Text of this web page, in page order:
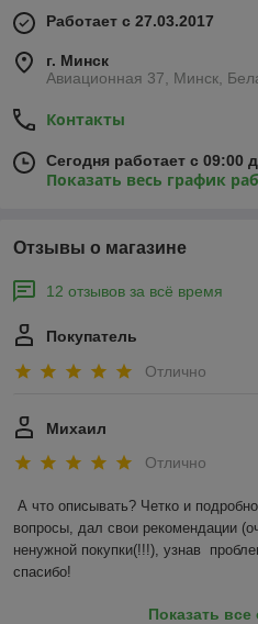
будет поврежден.
• Влагостойкость. Ни дождь, ни
доске из ДПК. Она не
не покоробится, а в любых
презентабельный внешний вид.
бань, балконов и ступеней.
Работает с 27.03.2017
г. Минск
Авиационная 37, Минск,
Контакты
Сегодня работает с 09:00
Показать весь график
Отзывы о магазине
12 отзывов за всё время
Покупатель
Отлично
Михаил
Отлично
А что описывать? Четко и
вопросы, дал свои рекомендации
ненужной покупки(!!!), узнав
спасибо!
Показать